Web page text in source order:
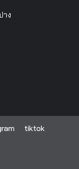
าง
tiktok